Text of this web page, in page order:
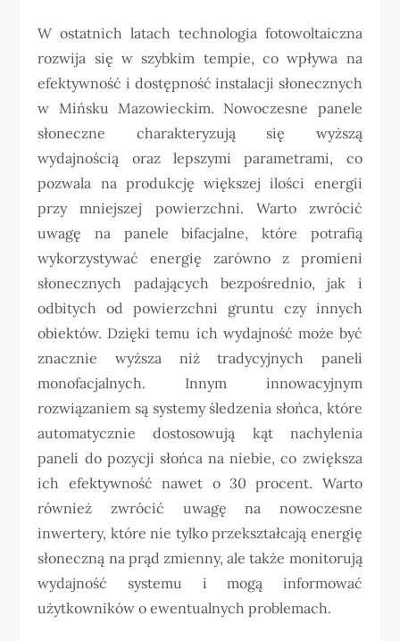
W ostatnich latach technologia fotowoltaiczna
rozwija się w szybkim tempie, co wpływa na
efektywność i dostępność instalacji słonecznych
w Mińsku Mazowieckim. Nowoczesne panele
słoneczne charakteryzują się wyższą
wydajnością oraz lepszymi parametrami, co
pozwala na produkcję większej ilości energii
przy mniejszej powierzchni. Warto zwrócić
uwagę na panele bifacjalne, które potrafią
wykorzystywać energię zarówno z promieni
słonecznych padających bezpośrednio, jak i
odbitych od powierzchni gruntu czy innych
obiektów. Dzięki temu ich wydajność może być
znacznie wyższa niż tradycyjnych paneli
monofacjalnych. Innym innowacyjnym
rozwiązaniem są systemy śledzenia słońca, które
automatycznie dostosowują kąt nachylenia
paneli do pozycji słońca na niebie, co zwiększa
ich efektywność nawet o 30 procent. Warto
również zwrócić uwagę na nowoczesne
inwertery, które nie tylko przekształcają energię
słoneczną na prąd zmienny, ale także monitorują
wydajność systemu i mogą informować
użytkowników o ewentualnych problemach.